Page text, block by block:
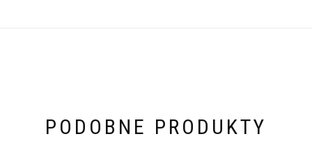
PODOBNE PRODUKTY